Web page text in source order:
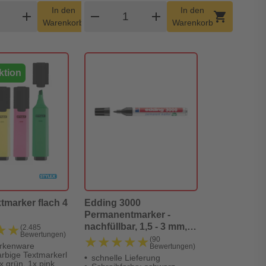
Warenkorb Menge
add
In den
Warenkorb
shopping_cart
remove
Produkt Warenkorb Menge
add
In den
Warenkorbshopping_cart
flach 4
(2.485
Bewertungen)
Textmarkerl
grün, 1x pink
Edding 3000
Permanentmarker -
nachfüllbar, 1,5 - 3 mm,
schwarz
★★★★★
★★★★★ (90
Bewertungen)
schnelle Lieferung